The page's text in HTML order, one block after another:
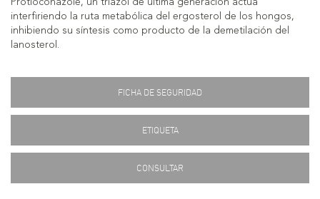
interfiriendo la ruta metabólica del ergosterol de los hongos,
inhibiendo su síntesis como producto de la demetilación del
lanosterol.
FICHA DE SEGURIDAD
ETIQUETA
CONSULTAR